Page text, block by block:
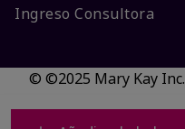
Ingreso Consultora
© ©2025 Mary Kay